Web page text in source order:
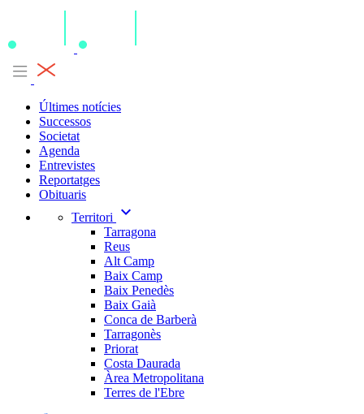
Últimes notícies
Successos
Societat
Agenda
Entrevistes
Reportatges
Obituaris
Territori
expand_more
Tarragona
Reus
Alt Camp
Baix Camp
Baix Penedès
Baix Gaià
Conca de Barberà
Tarragonès
Priorat
Costa Daurada
Àrea Metropolitana
Terres de l'Ebre